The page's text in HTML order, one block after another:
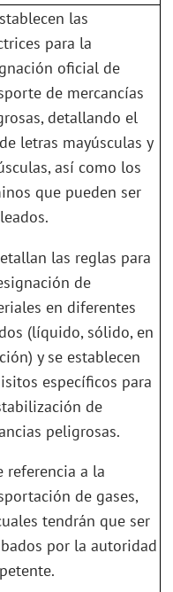
las
para la
oficial de
de mercancías
detallando el
letras mayúsculas y
así como los
que pueden ser
las reglas para
de
en diferentes
(líquido, sólido, en
y se establecen
específicos para
de
peligrosas.
referencia a la
de gases,
tendrán que ser
por la autoridad